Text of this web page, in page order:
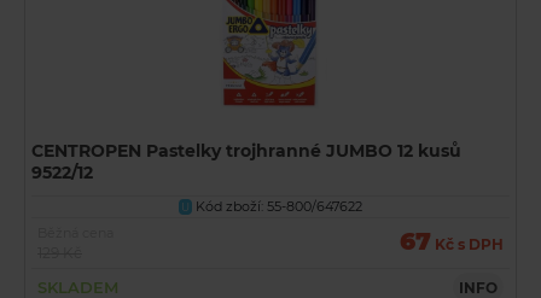
CENTROPEN Pastelky trojhranné JUMBO 12 kusů
9522/12
U
Kód zboží: 55-800/647622
67 Kč s DPH
SKLADEM INFO